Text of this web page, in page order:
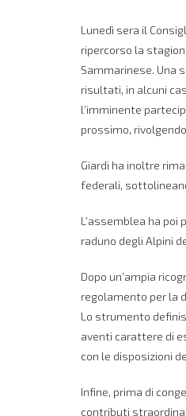
Lunedì sera il
ripercorso la
Sammarinese. Una
risultati, in alcuni
l’imminente
prossimo,
Giardi ha inoltre
federali,
L’assemblea ha
raduno degli Alpini
Dopo un’ampia
regolamento per la
Lo strumento
aventi carattere di
con le disposizioni
Infine, prima di
contributi